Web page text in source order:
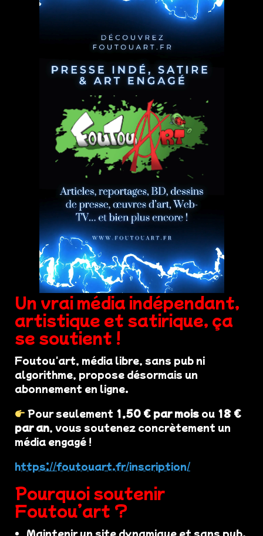
Un vrai média indépendant,
artistique et satirique, ça
se soutient !
Foutou'art, média libre, sans pub ni
algorithme, propose désormais un
abonnement en ligne.
Pour seulement 1,50 € par mois ou 18 €
par an, vous soutenez concrètement un
média engagé !
https://foutouart.fr/inscription/
Pourquoi soutenir
Foutou’art ?